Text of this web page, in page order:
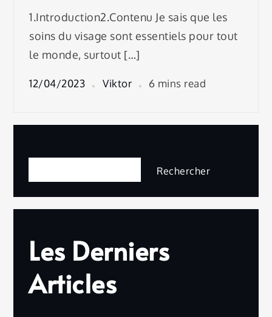
1.Introduction2.Contenu Je sais que les
soins du visage sont essentiels pour tout
le monde, surtout […]
12/04/2023 Viktor 6 mins read
Rechercher
Les Derniers
Articles